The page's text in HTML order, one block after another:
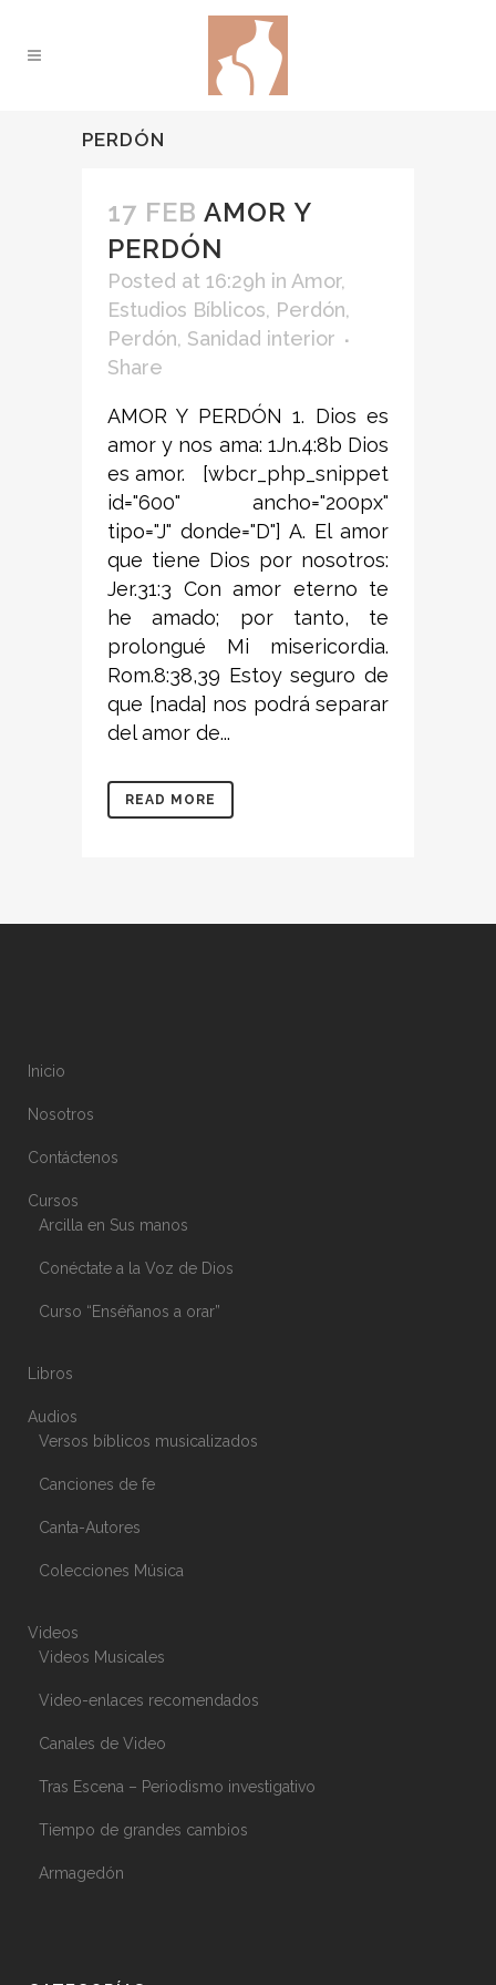
PERDÓN
17 FEB AMOR Y
PERDÓN
Posted at 16:29h in Amor,
Estudios Bíblicos, Perdón,
Perdón, Sanidad interior
Share
AMOR Y PERDÓN 1. Dios es
amor y nos ama: 1Jn.4:8b Dios
es amor. [wbcr_php_snippet
id="600" ancho="200px"
tipo="J" donde="D"] A. El amor
que tiene Dios por nosotros:
Jer.31:3 Con amor eterno te
he amado; por tanto, te
prolongué Mi misericordia.
Rom.8:38,39 Estoy seguro de
que [nada] nos podrá separar
del amor de...
READ MORE
Inicio
Nosotros
Contáctenos
Cursos
Arcilla en Sus manos
Conéctate a la Voz de Dios
Curso “Enséñanos a orar”
Libros
Audios
Versos bíblicos musicalizados
Canciones de fe
Canta-Autores
Colecciones Música
Videos
Videos Musicales
Video-enlaces recomendados
Canales de Video
Tras Escena – Periodismo investigativo
Tiempo de grandes cambios
Armagedón